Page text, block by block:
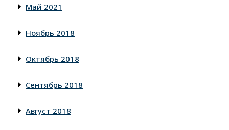
Май 2021
Ноябрь 2018
Октябрь 2018
Сентябрь 2018
Август 2018